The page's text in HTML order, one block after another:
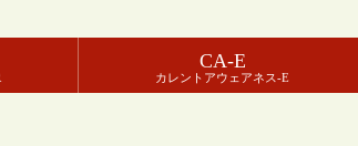
CA-E
カレントアウェアネス-E